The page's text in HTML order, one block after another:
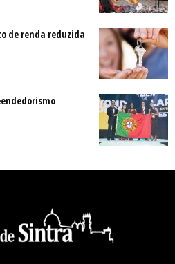
de renda reduzida